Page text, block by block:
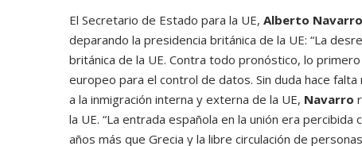
El Secretario de Estado para la UE, Alberto Navarro
deparando la presidencia británica de la UE: “La
británica de la UE. Contra todo pronóstico, lo
europeo para el control de datos. Sin duda hace
a la inmigración interna y externa de la UE, Navarro
la UE. “La entrada española en la unión era
años más que Grecia y la libre circulación de